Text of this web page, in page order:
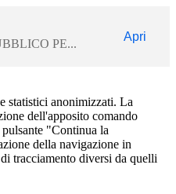
PE...
Apri
statistici anonimizzati. La
dell'apposito comando
"Continua la
della navigazione in
tracciamento diversi da quelli